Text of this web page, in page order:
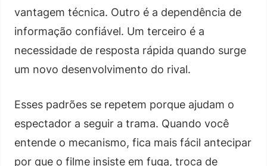
vantagem técnica. Outro é a dependência de
informação confiável. Um terceiro é a
necessidade de resposta rápida quando surge
um novo desenvolvimento do rival.
Esses padrões se repetem porque ajudam o
espectador a seguir a trama. Quando você
entende o mecanismo, fica mais fácil antecipar
por que o filme insiste em fuga, troca de